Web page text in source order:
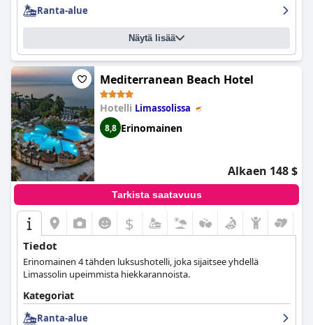
Ranta-alue
Näytä lisää
Mediterranean Beach Hotel
Hotelli Limassolissa
8,8 Erinomainen
Alkaen 148 $
Tarkista saatavuus
$
Tiedot
Erinomainen 4 tähden luksushotelli, joka sijaitsee yhdellä
Limassolin upeimmista hiekkarannoista.
Kategoriat
Ranta-alue